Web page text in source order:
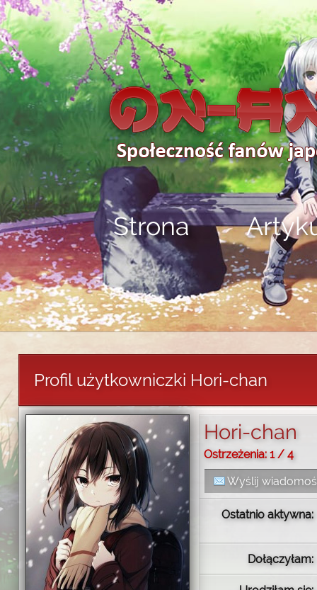
Strona
Profil użytkowniczki Hori-chan
Hori-chan
Ostrzeżenia: 1 / 4
Wyślij
Ostatnio aktywna:
Dołączyłam: